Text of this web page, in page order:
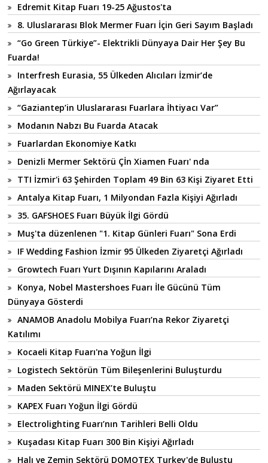
Edremit Kitap Fuarı 19-25 Ağustos'ta
8. Uluslararası Blok Mermer Fuarı İçin Geri Sayım Başladı
“Go Green Türkiye”- Elektrikli Dünyaya Dair Her Şey Bu
Fuarda!
Interfresh Eurasia, 55 Ülkeden Alıcıları İzmir’de
Ağırlayacak
“Gaziantep’in Uluslararası Fuarlara İhtiyacı Var”
Modanın Nabzı Bu Fuarda Atacak
Fuarlardan Ekonomiye Katkı
Denizli Mermer Sektörü Çİn Xiamen Fuarı' nda
TTI İzmir'i 63 Şehirden Toplam 49 Bin 63 Kişi Ziyaret Etti
Antalya Kitap Fuarı, 1 Milyondan Fazla Kişiyi Ağırladı
35. GAFSHOES Fuarı Büyük İlgi Gördü
Muş'ta düzenlenen "1. Kitap Günleri Fuarı" Sona Erdi
IF Wedding Fashion İzmir 95 Ülkeden Ziyaretçi Ağırladı
Growtech Fuarı Yurt Dışının Kapılarını Araladı
Konya, Nobel Mastershoes Fuarı İle Gücünü Tüm
Dünyaya Gösterdi
ANAMOB Anadolu Mobilya Fuarı’na Rekor Ziyaretçi
Katılımı
Kocaeli Kitap Fuarı'na Yoğun İlgi
Logistech Sektörün Tüm Bileşenlerini Buluşturdu
Maden Sektörü MINEX’te Buluştu
KAPEX Fuarı Yoğun İlgi Gördü
Electrolighting Fuarı’nın Tarihleri Belli Oldu
Kuşadası Kitap Fuarı 300 Bin Kişiyi Ağırladı
Halı ve Zemin Sektörü DOMOTEX Turkey'de Buluştu